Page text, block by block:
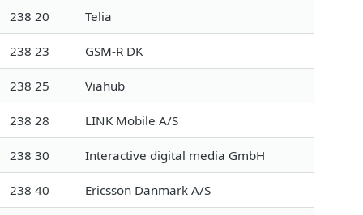
238 20 Telia
238 23 GSM-R DK
238 25 Viahub
238 28 LINK Mobile A/S
238 30 Interactive digital media GmbH
238 40 Ericsson Danmark A/S